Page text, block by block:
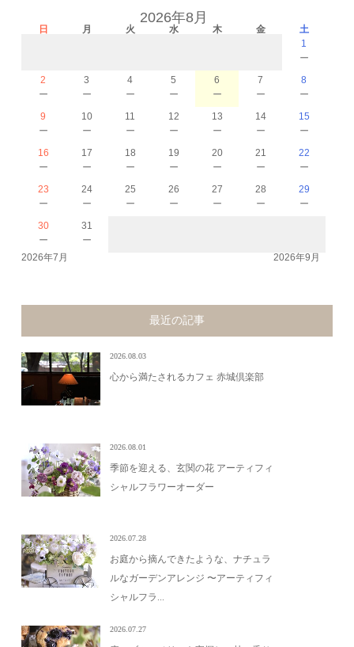
2026年8月
日 月 火 水 木 金
土
1
－
2
－
3
－
4
－
5
－
6
－
7
－
8
－
9
－
10
－
11
－
12
－
13
－
14
－
15
－
16
－
17
－
18
－
19
－
20
－
21
－
22
－
23
－
24
－
25
－
26
－
27
－
28
－
29
－
30
－
31
－
2026年7月 2026年9月
最近の記事
2026.08.03
心から満たされるカフェ 赤城倶楽部
2026.08.01
季節を迎える、玄関の花 アーティフィ
シャルフラワーオーダー
2026.07.28
お庭から摘んできたような、ナチュラ
ルなガーデンアレンジ 〜アーティフィ
シャルフラ...
2026.07.27